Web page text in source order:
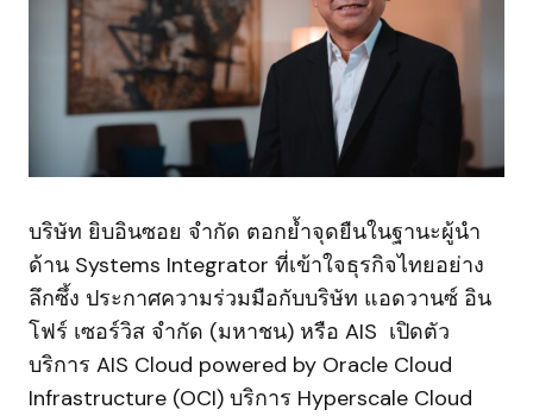
บริษัท ยิบอินซอย จำกัด ตอกย้ำจุดยืนในฐานะผู้นำ
ด้าน Systems Integrator ที่เข้าใจธุรกิจไทยอย่าง
ลึกซึ้ง ประกาศความร่วมมือกับบริษัท แอดวานซ์ อิน
โฟร์ เซอร์วิส จำกัด (มหาชน) หรือ AIS เปิดตัว
บริการ AIS Cloud powered by Oracle Cloud
Infrastructure (OCI) บริการ Hyperscale Cloud